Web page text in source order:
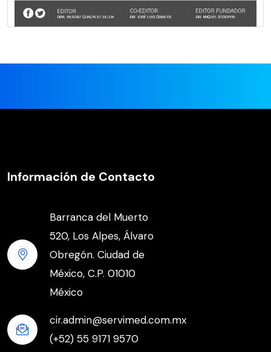
Información de Contacto
Barranca del Muerto
520, Los Alpes, Álvaro
Obregón. Ciudad de
México, C.P. 01010
México
cir.admin@servimed.com.mx
(+52) 55 9171 9570